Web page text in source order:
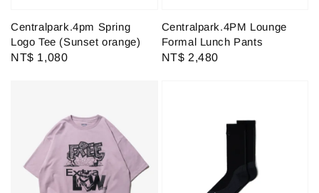
Centralpark.4pm Spring
Logo Tee (Sunset orange)
Regular
NT$ 1,080
Centralpark.4PM Lounge
Formal Lunch Pants
Regular
NT$ 2,480